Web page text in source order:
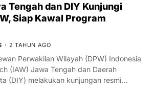
Tengah dan DIY Kunjungi
Siap Kawal Program
2 TAHUN AGO
Perwakilan Wilayah (DPW) Indonesia
(IAW) Jawa Tengah dan Daerah
(DIY) melakukan kunjungan resmi…